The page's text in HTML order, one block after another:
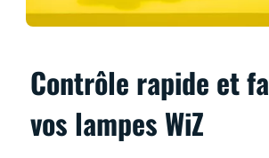
Contrôle rapide et
vos lampes WiZ